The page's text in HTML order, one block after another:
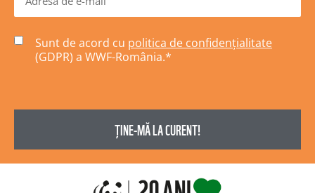
Sunt de acord cu politica de confidențialitate
(GDPR) a WWF-România.*